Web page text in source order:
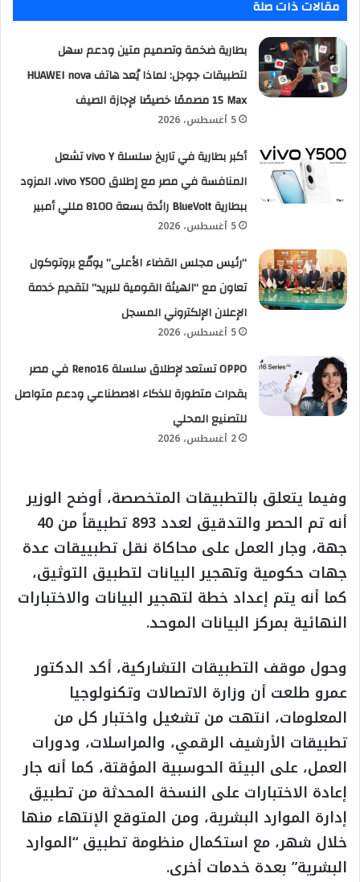
مقالات ذات صلة
بطارية ضخمة وتصميم متين ودعم سهل
لتطبيقات جوجل: لماذا يُعد هاتف HUAWEI nova
15 Max مصممًا خصيصًا لإجازة الصيف
5 أغسطس، 2026
أكبر بطارية في تاريخ سلسلة vivo Y تشعل
المنافسة في مصر مع إطلاق vivo Y500، المزود
ببطارية BlueVolt رائدة بسعة 8100 مللي أمبير
5 أغسطس، 2026
“رئيس مجلس القضاء الأعلى” يوقّع بروتوكول
تعاون مع “الهيئة القومية للبريد” لتقديم خدمة
الإعلان الإلكتروني المسجل
5 أغسطس، 2026
OPPO تستعد لإطلاق سلسلة Reno16 في مصر
بقدرات متطورة للذكاء الاصطناعي ودعم متواصل
للتصنيع المحلي
2 أغسطس، 2026
وفيما يتعلق بالتطبيقات المتخصصة، أوضح الوزير
أنه تم الحصر والتدقيق لعدد 893 تطبيقاً من 40
جهة، وجار العمل على محاكاة نقل تطبييقات عدة
جهات حكومية وتهجير البيانات لتطبيق التوثيق،
كما أنه يتم إعداد خطة لتهجير البيانات والاختبارات
النهائية بمركز البيانات الموحد.
وحول موقف التطبيقات التشاركية، أكد الدكتور
عمرو طلعت أن وزارة الاتصالات وتكنولوجيا
المعلومات، انتهت من تشغيل واختبار كل من
تطبيقات الأرشيف الرقمي، والمراسلات، ودورات
العمل، على البيئة الحوسبية المؤقتة، كما أنه جار
إعادة الاختبارات على النسخة المحدثة من تطبيق
إدارة الموارد البشرية، ومن المتوقع الإنتهاء منها
خلال شهر، مع استكمال منظومة تطبيق “الموارد
البشرية” بعدة خدمات أخرى.